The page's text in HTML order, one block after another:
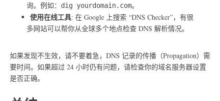
询。例如：
dig yourdomain.com。
使用在线工具: 在 Google 上搜索 “DNS Checker”，有很
多网站可以帮你从全球多个地点检查 DNS 解析情况。
如果发现不生效，请不要着急，DNS 记录的传播（Propagation）需
要时间。如果超过 24 小时仍有问题，请检查你的域名服务器设置
是否正确。